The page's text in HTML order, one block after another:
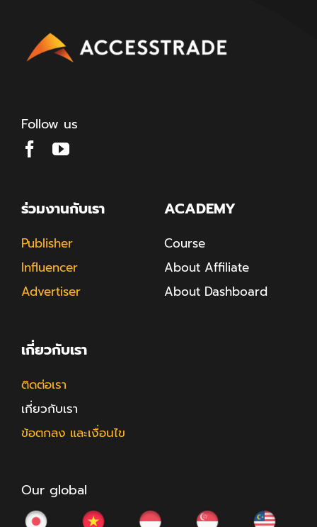
Follow us
ร่วมงานกับเรา
Publisher
Influencer
Advertiser
ACADEMY
Course
About Affiliate
About Dashboard
เกี่ยวกับเรา
ติดต่อเรา
เกี่ยวกับเรา
ข้อตกลง และเงื่อนไข
Our global